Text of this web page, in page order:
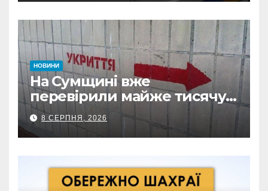
НОВИНИ
На Сумщині вже
перевірили майже тисячу
укриттів: де виявили
замкнені двері
8 СЕРПНЯ, 2026